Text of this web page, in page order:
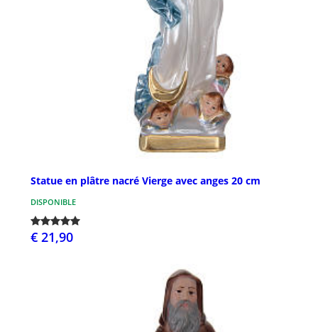
Statue en plâtre nacré Vierge avec anges 20 cm
DISPONIBLE
€ 21,90